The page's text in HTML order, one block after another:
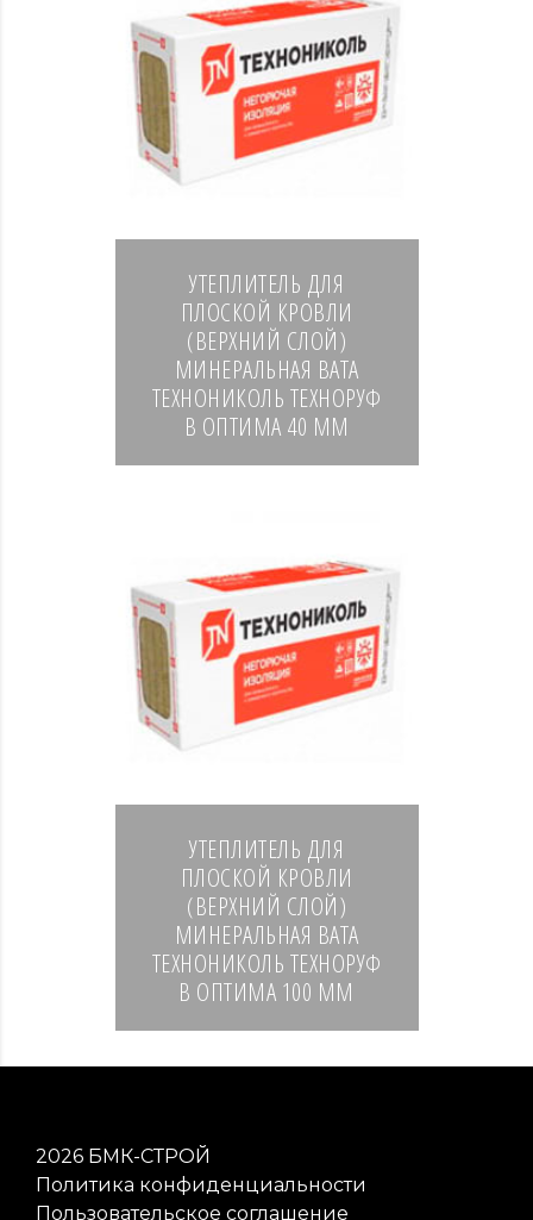
УТЕПЛИТЕЛЬ ДЛЯ
ПЛОСКОЙ КРОВЛИ
(ВЕРХНИЙ СЛОЙ)
МИНЕРАЛЬНАЯ ВАТА
ТЕХНОНИКОЛЬ ТЕХНОРУФ
В ОПТИМА 40 ММ
УТЕПЛИТЕЛЬ ДЛЯ
ПЛОСКОЙ КРОВЛИ
(ВЕРХНИЙ СЛОЙ)
МИНЕРАЛЬНАЯ ВАТА
ТЕХНОНИКОЛЬ ТЕХНОРУФ
В ОПТИМА 100 ММ
2026 БМК-СТРОЙ
Политика конфиденциальности
Пользовательское соглашение